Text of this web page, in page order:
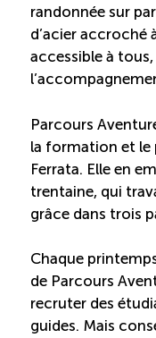
Programme de
Cuisinier :
Apprentissage
Reconnaissance
Bilan et
Initiatives
randonnée sur
d’acier accroché
accessible à
Parcours
la formation et le
Ferrata. Elle en
trentaine, qui
grâce dans trois
Chaque
de Parcours
recruter des
guides. Mais